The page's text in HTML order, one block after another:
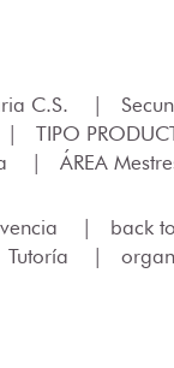
C.S.
TIPO
ÁREA
back
Tutoría